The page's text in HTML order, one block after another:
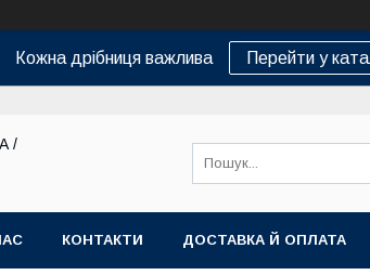
Кожна дрібниця важлива Перейти у
/
КОНТАКТИ ДОСТАВКА Й ОПЛАТА